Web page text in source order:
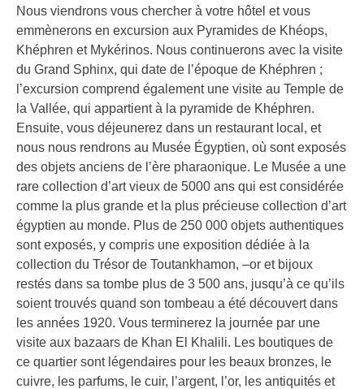
Nous viendrons vous chercher à votre hôtel et vous
emmènerons en excursion aux Pyramides de Khéops,
Khéphren et Mykérinos. Nous continuerons avec la visite
du Grand Sphinx, qui date de l’époque de Khéphren ;
l’excursion comprend également une visite au Temple de
la Vallée, qui appartient à la pyramide de Khéphren.
Ensuite, vous déjeunerez dans un restaurant local, et
nous nous rendrons au Musée Égyptien, où sont exposés
des objets anciens de l’ère pharaonique. Le Musée a une
rare collection d’art vieux de 5000 ans qui est considérée
comme la plus grande et la plus précieuse collection d’art
égyptien au monde. Plus de 250 000 objets authentiques
sont exposés, y compris une exposition dédiée à la
collection du Trésor de Toutankhamon, –or et bijoux
restés dans sa tombe plus de 3 500 ans, jusqu’à ce qu’ils
soient trouvés quand son tombeau a été découvert dans
les années 1920. Vous terminerez la journée par une
visite aux bazaars de Khan El Khalili. Les boutiques de
ce quartier sont légendaires pour les beaux bronzes, le
cuivre, les parfums, le cuir, l’argent, l’or, les antiquités et